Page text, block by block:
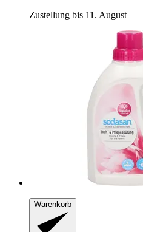
Zustellung bis 11. August
Warenkorb